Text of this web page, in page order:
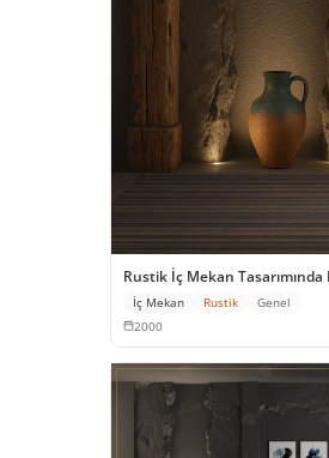
Rustik İç Mekan
İç Mekan Rustik
Genel
2000